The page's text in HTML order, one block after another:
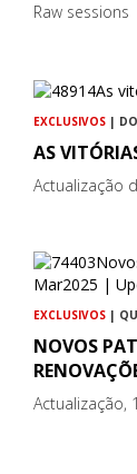
Raw sessions
EXCLUSIVOS |
AS
Actualização
EXCLUSIVOS |
NOVOS
Actualização,